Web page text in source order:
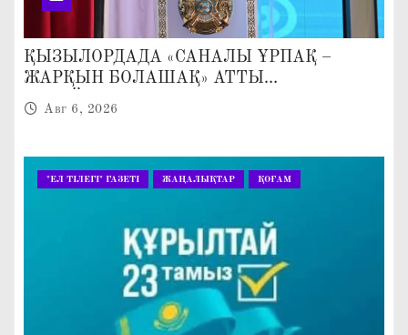
ҚЫЗЫЛОРДАДА «САНАЛЫ ҰРПАҚ –
ЖАРҚЫН БОЛАШАҚ» АТТЫ
КЕҢЕЙТІЛГЕН МӘЖІЛІС ӨТТІ
Авг 6, 2026
"ЕЛ ТІЛЕГІ" ГАЗЕТІ ЖАҢАЛЫҚТАР ҚОҒАМ